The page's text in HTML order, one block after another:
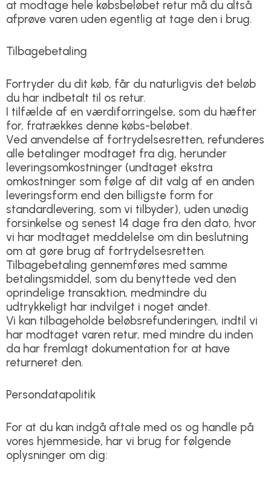
at modtage hele købsbeløbet retur må du altså
afprøve varen uden egentlig at tage den i brug.
Tilbagebetaling
Fortryder du dit køb, får du naturligvis det beløb
du har indbetalt til os retur.
I tilfælde af en værdiforringelse, som du hæfter
for, fratrækkes denne købs-beløbet.
Ved anvendelse af fortrydelsesretten, refunderes
alle betalinger modtaget fra dig, herunder
leveringsomkostninger (undtaget ekstra
omkostninger som følge af dit valg af en anden
leveringsform end den billigste form for
standardlevering, som vi tilbyder), uden unødig
forsinkelse og senest 14 dage fra den dato, hvor
vi har modtaget meddelelse om din beslutning
om at gøre brug af fortrydelsesretten.
Tilbagebetaling gennemføres med samme
betalingsmiddel, som du benyttede ved den
oprindelige transaktion, medmindre du
udtrykkeligt har indvilget i noget andet.
Vi kan tilbageholde beløbsrefunderingen, indtil vi
har modtaget varen retur, med mindre du inden
da har fremlagt dokumentation for at have
returneret den.
Persondatapolitik
For at du kan indgå aftale med os og handle på
vores hjemmeside, har vi brug for følgende
oplysninger om dig: